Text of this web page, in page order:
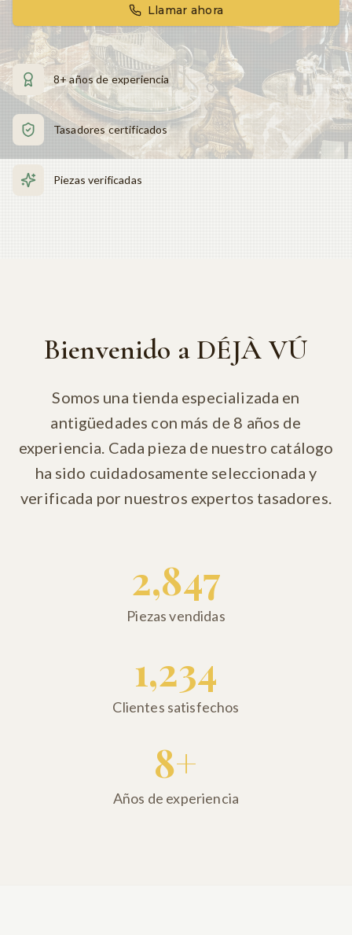
Llamar ahora
8+ años de experiencia
Tasadores certificados
Piezas verificadas
Bienvenido a DÉJÀ VÚ
Somos una tienda especializada en
antigüedades con más de 8 años de
experiencia. Cada pieza de nuestro catálogo
ha sido cuidadosamente seleccionada y
verificada por nuestros expertos tasadores.
2,847
Piezas vendidas
1,234
Clientes satisfechos
8+
Años de experiencia